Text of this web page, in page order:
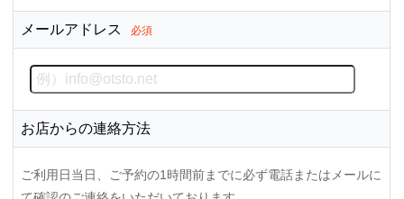
メールアドレス 必須
お店からの連絡方法
ご利用日当日、ご予約の1時間前までに必ず電話またはメールに